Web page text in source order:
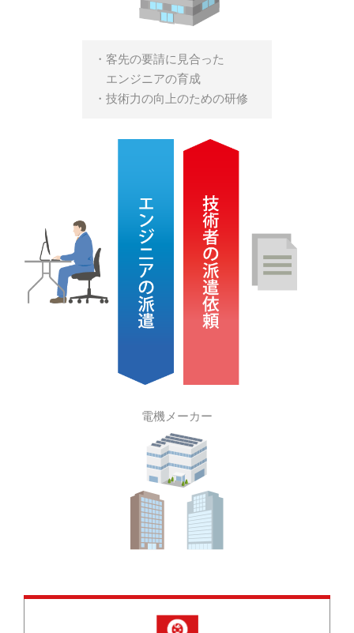
・客先の要請に見合った
エンジニアの育成
・技術力の向上のための研修
電機メーカー